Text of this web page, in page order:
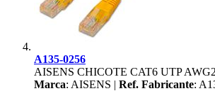
A135-0256
AISENS CHICOTE CAT6 UTP
Marca: AISENS | Ref. Fabricante: